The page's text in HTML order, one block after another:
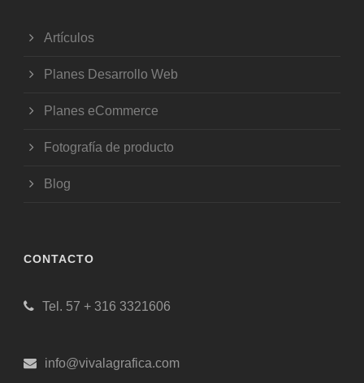
Artículos
Planes Desarrollo Web
Planes eCommerce
Fotografía de producto
Blog
CONTACTO
Tel. 57 + 316 3321606
info@vivalagrafica.com